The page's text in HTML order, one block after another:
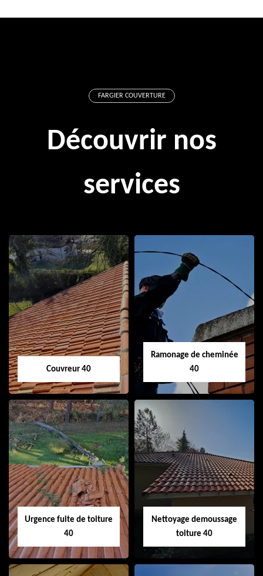
FARGIER COUVERTURE
Découvrir nos
services
Couvreur 40
Couvreur 40
Ramonage de cheminée
40
Ramonage de
cheminée 40
Urgence fuite de toiture
40
Nettoyage demoussage
toiture 40